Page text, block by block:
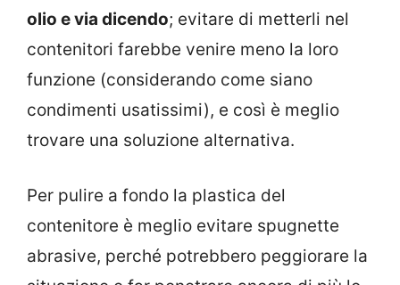
olio e via dicendo; evitare di metterli nel
contenitori farebbe venire meno la loro
funzione (considerando come siano
condimenti usatissimi), e così è meglio
trovare una soluzione alternativa.
Per pulire a fondo la plastica del
contenitore è meglio evitare spugnette
abrasive, perché potrebbero peggiorare la